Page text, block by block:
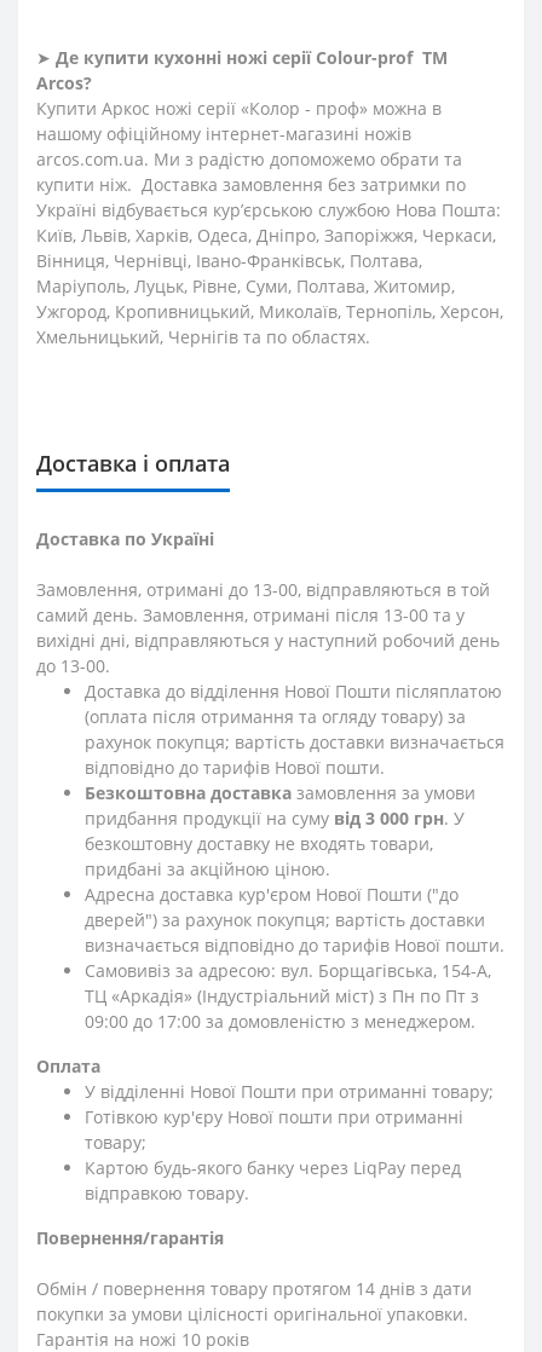
➤ Де купити кухонні ножі серії Сolour-prof ТМ
Arcos?
Купити Аркос ножі серії «Колор - проф» можна в
нашому офіційному інтернет-магазині ножів
arcos.com.ua. Ми з радістю допоможемо обрати та
купити ніж. Доставка замовлення без затримки по
Україні відбувається кур’єрською службою Нова Пошта:
Київ, Львів, Харків, Одеса, Дніпро, Запоріжжя, Черкаси,
Вінниця, Чернівці, Івано-Франківськ, Полтава,
Маріуполь, Луцьк, Рівне, Суми, Полтава, Житомир,
Ужгород, Кропивницький, Миколаїв, Тернопіль, Херсон,
Хмельницький, Чернігів та по областях.
Доставка і оплата
Доставка по Україні
Замовлення, отримані до 13-00, відправляються в той
самий день. Замовлення, отримані після 13-00 та у
вихідні дні, відправляються у наступний робочий день
до 13-00.
Доставка до відділення Нової Пошти післяплатою
(оплата після отримання та огляду товару) за
рахунок покупця; вартість доставки визначається
відповідно до тарифів Нової пошти.
Безкоштовна доставка замовлення за умови
придбання продукції на суму від 3 000 грн. У
безкоштовну доставку не входять товари,
придбані за акційною ціною.
Адресна доставка кур'єром Нової Пошти ("до
дверей") за рахунок покупця; вартість доставки
визначається відповідно до тарифів Нової пошти.
Самовивіз за адресою: вул. Борщагівська, 154-А,
ТЦ «Аркадія» (Індустріальний міст) з Пн по Пт з
09:00 до 17:00 за домовленістю з менеджером.
Оплата
У відділенні Нової Пошти при отриманні товару;
Готівкою кур'єру Нової пошти при отриманні
товару;
Картою будь-якого банку через LiqPay перед
відправкою товару.
Повернення/гарантія
Обмін / повернення товару протягом 14 днів з дати
покупки за умови цілісності оригінальної упаковки.
Гарантія на ножі 10 років